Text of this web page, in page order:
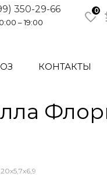
350-29-66
– 19:00
0
КОНТАКТЫ